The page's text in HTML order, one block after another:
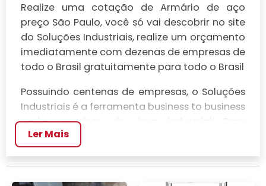
Realize uma cotação de Armário de aço
preço São Paulo, você só vai descobrir no site
do Soluções Industriais, realize um orçamento
imediatamente com dezenas de empresas de
todo o Brasil gratuitamente para todo o Brasil
Possuindo centenas de empresas, o Soluções
Industriais é a ferramenta business to business
mais completo da área industrial. Para
realizar um orçamento de Armário de aço
preço São Paulo, clique em um ou mais dos
anuciantes a seguir:
Ler Mais